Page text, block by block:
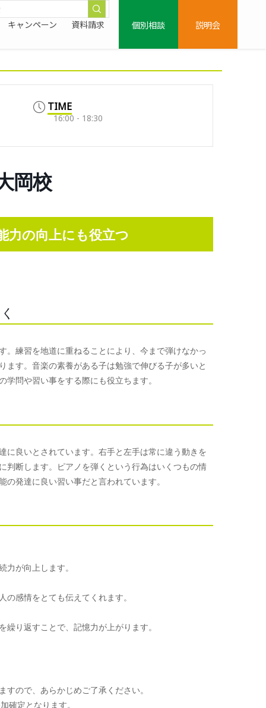
キャンペーン 資料請求
個別相談
説明会
TIME
16:00 - 18:30
岡校
力の向上にも役立つ
。練習を地道に重ねることにより、今まで弾けなかっ
す。音楽の素養がある子は勉強で伸びる子が多いと
問や習い事をする際にも役立ちます。
に良いとされています。右手と左手は常に違う動きを
判断します。ピアノを弾くという行為はいくつもの情
発達に良い習い事だと言われています。
が向上します。
感情をとても伝えてくれます。
り返すことで、記憶力が上がります。
ので、あらかじめご了承ください。
確定となります。